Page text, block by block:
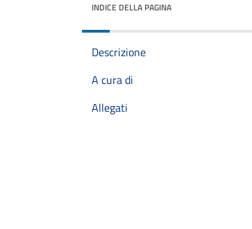
INDICE DELLA PAGINA
Descrizione
A cura di
Allegati